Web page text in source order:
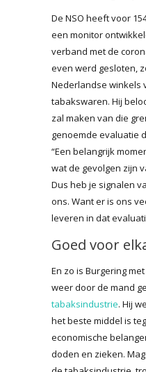
De NSO heeft voor
een monitor
verband met de
even werd gesloten,
Nederlandse winkels
tabakswaren. Hij
zal maken van die
genoemde evaluatie
“Een belangrijk
wat de gevolgen zijn
Dus heb je signalen
ons. Want er is ons
leveren in dat
Goed voor
En zo is Burgering
weer door de mand
tabaksindustrie. Hij
het beste middel is
economische
doden en zieken.